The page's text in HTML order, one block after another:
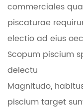
commerciales
piscaturae
electio ad eius
Scopum piscium
delectu
Magnitudo,
piscium target